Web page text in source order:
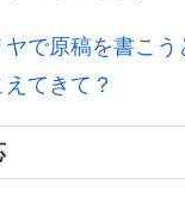
ヤで原稿を書こ
てきて？